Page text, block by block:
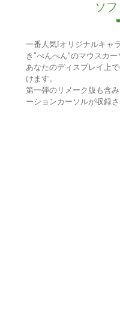
ソ
一番人気!オリジナルキャ
き"ぺんぺん"のマウスカー
あなたのディスプレイ上
けます。
第一弾のリメーク版も含
ーションカーソルが収録さ